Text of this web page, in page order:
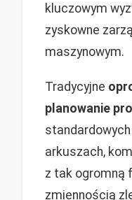
kluczowym
zyskowne
maszynowym.
Tradycyjne
planowanie
arkuszach,
z tak ogromną
zmiennością